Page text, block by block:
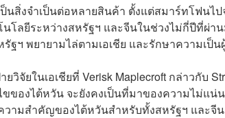
นสิ่งจำเป็นต่อหลายสินค้า ตั้งแต่สมาร์ทโฟนไ
โลยีระหว่างสหรัฐฯ และจีนในช่วงไม่กี่ปีที่ผ่า
ฐฯ พยายามไล่ตามเอเชีย และรักษาความเป็
วิจัยในเอเชียที่ Verisk Maplecroft กล่าวกับ
ของไต้หวัน จะยังคงเป็นที่มาของความไม่แ
วามสำคัญของไต้หวันสำหรับทั้งสหรัฐฯ และจีน